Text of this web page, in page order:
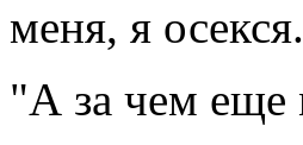
меня, я
"А за чем еще